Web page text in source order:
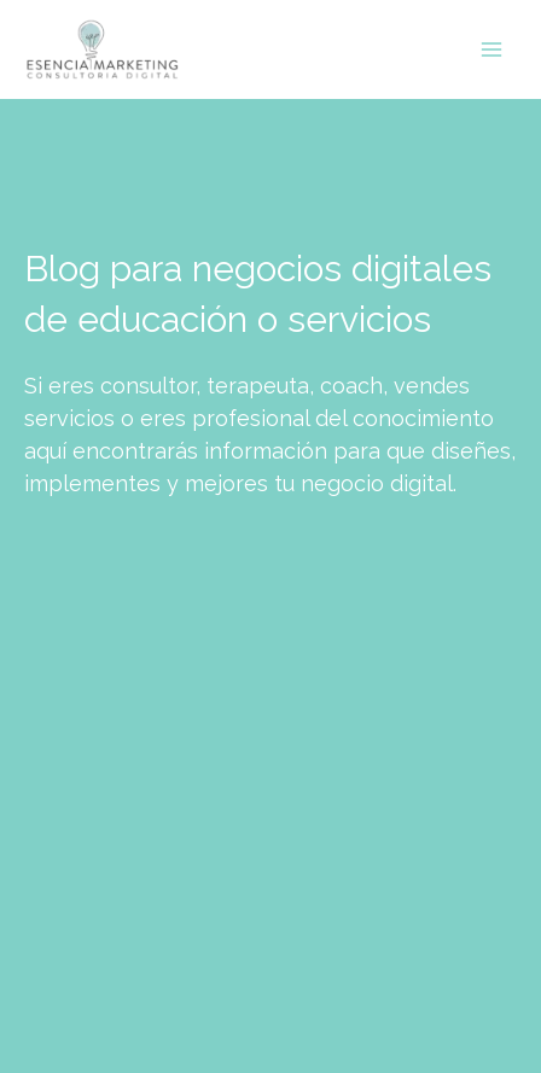
contenido
Blog para negocios digitales
de educación o servicios
Si eres consultor, terapeuta, coach, vendes
servicios o eres profesional del conocimiento
aquí encontrarás información para que diseñes,
implementes y mejores tu negocio digital.